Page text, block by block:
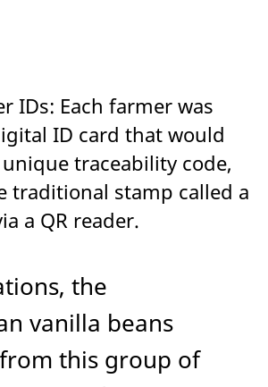
IDs: Each farmer was
ID card that would
traceability code,
traditional stamp called a
a QR reader.
the
vanilla beans
this group of